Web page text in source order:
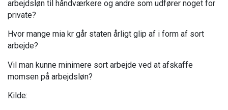
arbejdsløn til håndværkere og andre som udfører noget for
private?
Hvor mange mia kr går staten årligt glip af i form af sort
arbejde?
Vil man kunne minimere sort arbejde ved at afskaffe
momsen på arbejdsløn?
Kilde: